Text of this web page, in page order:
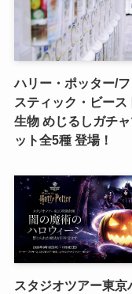
ハリー・ポッター/
スティック・ビース
生物 めじるしガチ
ット全5種 登場！
スタジオツアー東京